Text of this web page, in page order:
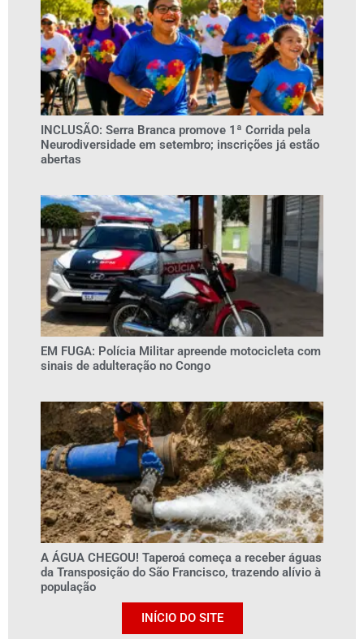
INCLUSÃO: Serra Branca promove 1ª Corrida pela
Neurodiversidade em setembro; inscrições já estão
abertas
EM FUGA: Polícia Militar apreende motocicleta com
sinais de adulteração no Congo
A ÁGUA CHEGOU! Taperoá começa a receber águas
da Transposição do São Francisco, trazendo alívio à
população
INÍCIO DO SITE